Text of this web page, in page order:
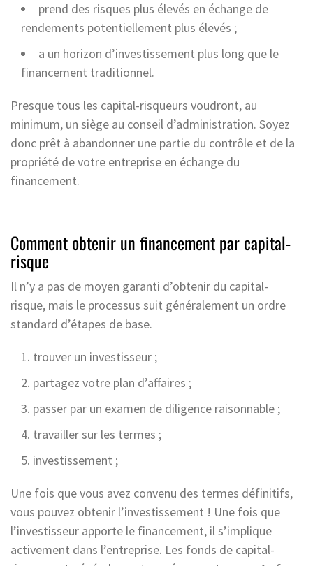
prend des risques plus élevés en échange de
rendements potentiellement plus élevés ;
a un horizon d’investissement plus long que le
financement traditionnel.
Presque tous les capital-risqueurs voudront, au
minimum, un siège au conseil d’administration. Soyez
donc prêt à abandonner une partie du contrôle et de la
propriété de votre entreprise en échange du
financement.
Comment obtenir un financement par capital-
risque
Il n’y a pas de moyen garanti d’obtenir du capital-
risque, mais le processus suit généralement un ordre
standard d’étapes de base.
trouver un investisseur ;
partagez votre plan d’affaires ;
passer par un examen de diligence raisonnable ;
travailler sur les termes ;
investissement ;
Une fois que vous avez convenu des termes définitifs,
vous pouvez obtenir l’investissement ! Une fois que
l’investisseur apporte le financement, il s’implique
activement dans l’entreprise. Les fonds de capital-